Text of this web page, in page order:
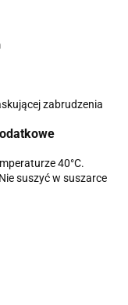
zabrudzenia
40°C.
suszyć w suszarce